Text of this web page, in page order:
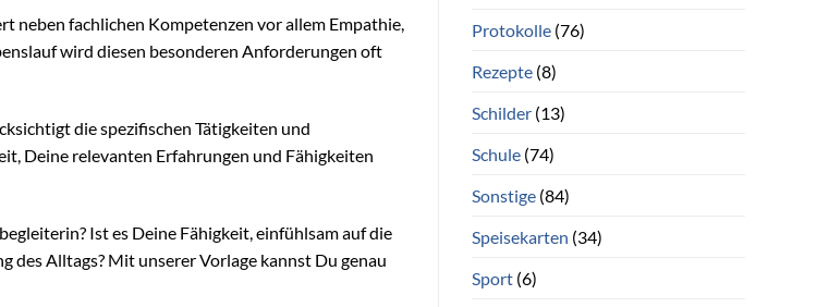
neben fachlichen Kompetenzen vor allem Empathie,
wird diesen besonderen Anforderungen oft
die spezifischen Tätigkeiten und
Deine relevanten Erfahrungen und Fähigkeiten
Ist es Deine Fähigkeit, einfühlsam auf die
des Alltags? Mit unserer Vorlage kannst Du genau
Protokolle(76)
Rezepte(8)
Schilder(13)
Schule(74)
Sonstige(84)
Speisekarten (34)
Sport(6)